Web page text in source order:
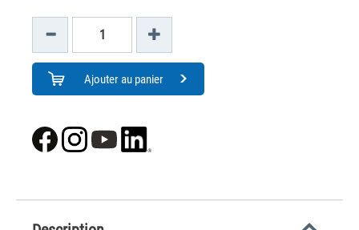
Ajouter au panier